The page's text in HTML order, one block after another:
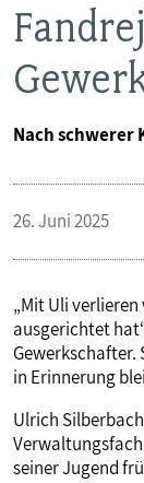
Nach schwerer
26. Juni 2025
„Mit Uli
ausgerichtet
Gewerkschafter.
in Erinnerung
Ulrich
seiner Jugend